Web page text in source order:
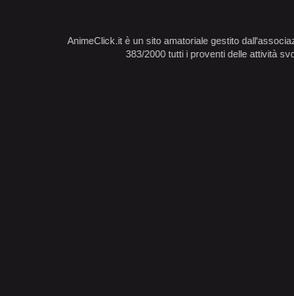
AnimeClick.it è un sito amatoriale gestito
383/2000 tutti i proventi delle attività